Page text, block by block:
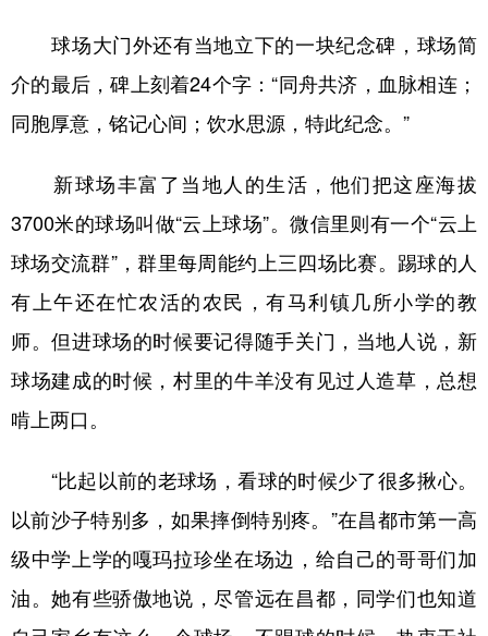
球场大门外还有当地立下的一块纪念碑，球场简
介的最后，碑上刻着24个字：“同舟共济，血脉相连；
同胞厚意，铭记心间；饮水思源，特此纪念。”
新球场丰富了当地人的生活，他们把这座海拔
3700米的球场叫做“云上球场”。微信里则有一个“云上
球场交流群”，群里每周能约上三四场比赛。踢球的人
有上午还在忙农活的农民，有马利镇几所小学的教
师。但进球场的时候要记得随手关门，当地人说，新
球场建成的时候，村里的牛羊没有见过人造草，总想
啃上两口。
“比起以前的老球场，看球的时候少了很多揪心。
以前沙子特别多，如果摔倒特别疼。”在昌都市第一高
级中学上学的嘎玛拉珍坐在场边，给自己的哥哥们加
油。她有些骄傲地说，尽管远在昌都，同学们也知道